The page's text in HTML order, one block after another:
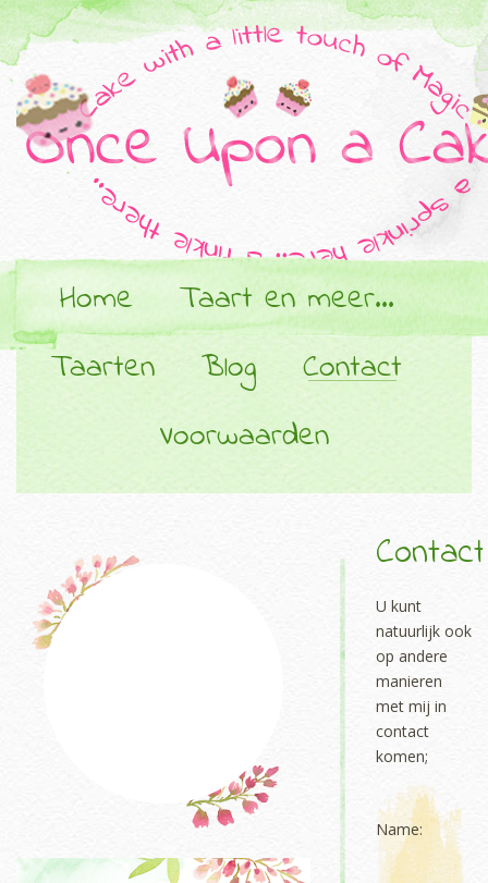
Home
Taart en meer…
Taarten
Blog
Contact
Voorwaarden
Contact
U kunt
natuurlijk ook
op andere
manieren
met mij in
contact
komen;
Name: